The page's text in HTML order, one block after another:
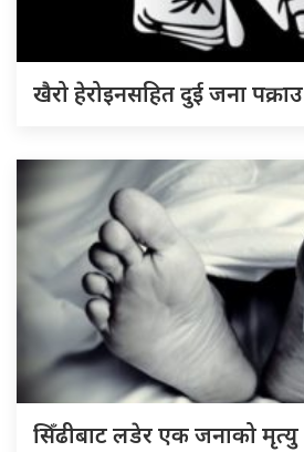
खैरो हेरोइनसहित दुई जना पक्राउ
सिँढीबाट लडेर एक जनाको मृत्यु